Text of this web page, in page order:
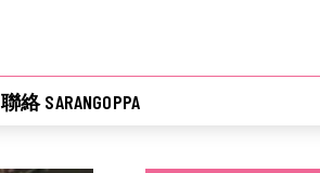
聯絡 SARANGOPPA